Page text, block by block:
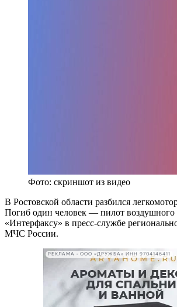
Фото: скриншот из видео
В Ростовской области разбился
Погиб один человек — пилот воздушного
«Интерфаксу» в пресс-службе
МЧС России.
РЕКЛАМА • ООО «ДРУЖБА» ИНН 9704146411